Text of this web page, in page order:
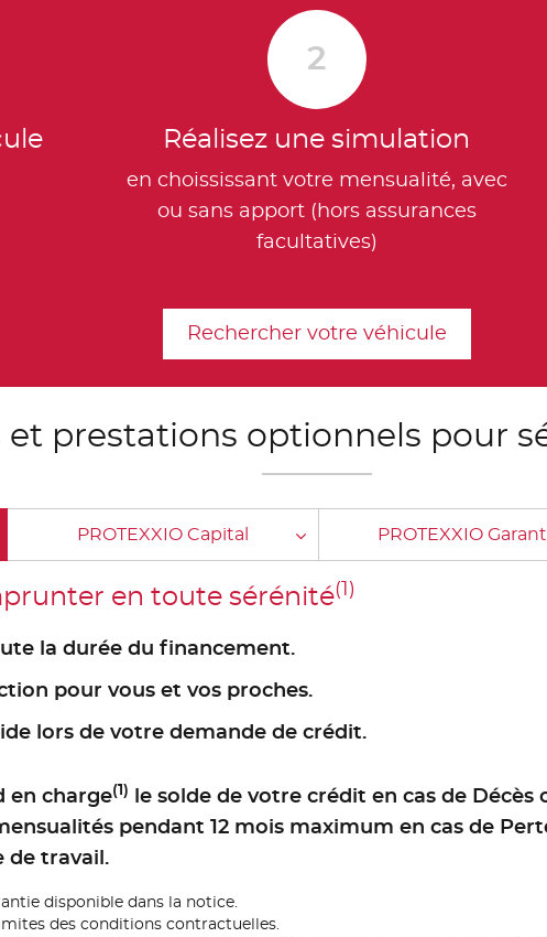
2
Réalisez une simulation
en choississant votre mensualité, avec
ou sans apport (hors assurances
facultatives)
Rechercher votre véhicule
et prestations optionnels pour
PROTEXXIO Capital PROTEXXIO
en toute sérénité(1)
la durée du financement.
pour vous et vos proches.
lors de votre demande de crédit.
en charge(1)
le solde de votre crédit en cas de
pendant 12 mois maximum en cas de
de travail.
disponible dans la notice.
des conditions contractuelles.